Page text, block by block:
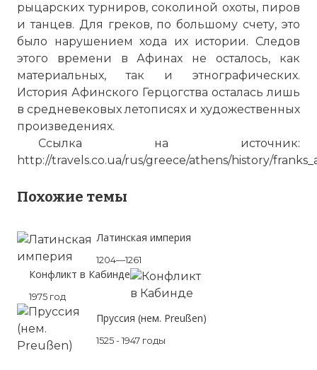
рыцарских турниров, соколиной охоты, пиров
и танцев. Для греков, по большому счету, это
было нарушением хода их истории. Следов
этого времени в Афинах не осталось, как
материальных, так и этнографических.
История Афинского Герцогства осталась лишь
в средневековых летописях и художественных
произведениях.
Ссылка на источник:
http://travels.co.ua/rus/greece/athens/history/
Похожие темы
Латинская империя
1204—1261
Конфликт в Кабинде
1975 год
Пруссия (нем. Preußen)
1525 - 1947 годы
☓
Герцогство Афинское — государство
современной Греции, и возникло через
год после окончания Четвёртого
крестового похода 1202—1204 годов
Фото статьи: